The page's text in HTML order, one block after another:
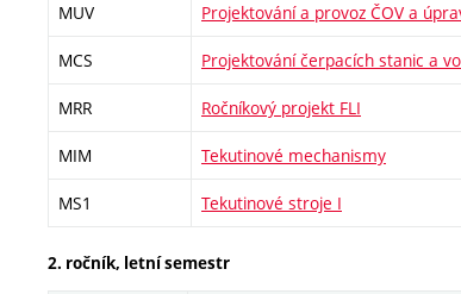
MUV Projektování a provoz ČOV a
MCS Projektování čerpacích stanic a
MRR Ročníkový projekt FLI
MIM Tekutinové mechanismy
MS1 Tekutinové stroje I
2. ročník, letní semestr